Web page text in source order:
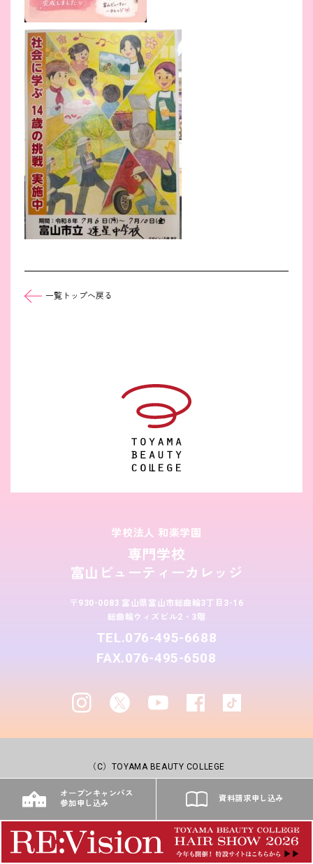
オープンキャンパス
参加申し込み
資料請求申し込み
一覧トップへ戻る
学校法人 和楽学園
専門学校
富山ビューティーカレッジ
〒930-0083 富山県富山市総曲輪3丁目3-16
総曲輪ウィズビル2・3階
TEL.076-495-6688
FAX.076-495-6508
（C）TOYAMA BEAUTY COLLEGE
プライバシーポリシー